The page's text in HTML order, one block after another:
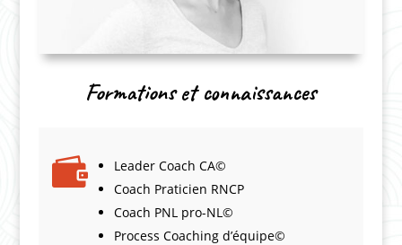
Formations et connaissances

Leader Coach CA©
Coach Praticien RNCP
Coach PNL pro-NL©
Process Coaching d’équipe©